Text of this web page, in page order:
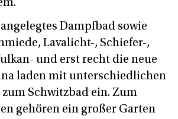
Dampfbad sowie
Lavalicht-, Schiefer-,
und erst recht die neue
laden mit unterschiedlichen
Schwitzbad ein. Zum
gehören ein großer Garten